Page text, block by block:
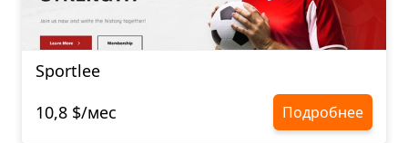
Sportlee
10,8 $/мес
Подробнее